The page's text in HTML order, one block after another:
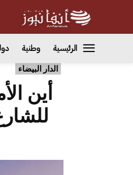
الرئيسية وطنية
الدار البيضاء
أين